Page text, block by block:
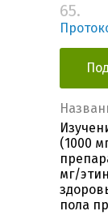
65.
(1000
мг/
пола